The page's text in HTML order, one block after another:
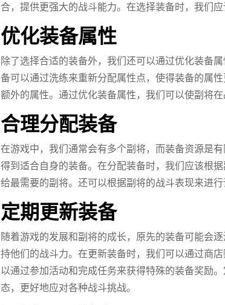
合，提供更强大的战斗能力。在选择装备时，我们
优化装备属性
除了选择合适的装备外，我们还可以通过优化装备
备可以通过洗练来重新分配属性点，使得装备的属
额外的属性。通过优化装备属性，我们可以使副将在
合理分配装备
在游戏中，我们通常会有多个副将，而装备资源是
得到适合自身的装备。在分配装备时，我们应该根
给最需要的副将。还可以根据副将的战斗表现来进
定期更新装备
随着游戏的发展和副将的成长，原先的装备可能会
持他们的战斗力。在更新装备时，我们可以通过商
以通过参加活动和完成任务来获得特殊的装备奖励
态，更好地应对各种战斗挑战。